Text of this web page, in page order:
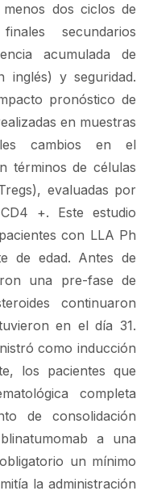
dos ciclos de
secundarios
acumulada de
inglés) y seguridad.
pronóstico de
en muestras
cambios en el
términos de células
evaluadas por
+. Este estudio
con LLA Ph
de edad. Antes de
una pre-fase de
continuaron
en el día 31.
como inducción
los pacientes que
completa
de consolidación
a una
un mínimo
la administración